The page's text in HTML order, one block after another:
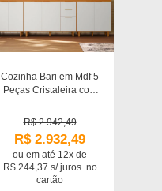
Cozinha Bari em Mdf 5
Peças Cristaleira com
R$ 2.942,49
R$ 2.932,49
ou em até 12x de
R$ 244,37 s/ juros no
cartão